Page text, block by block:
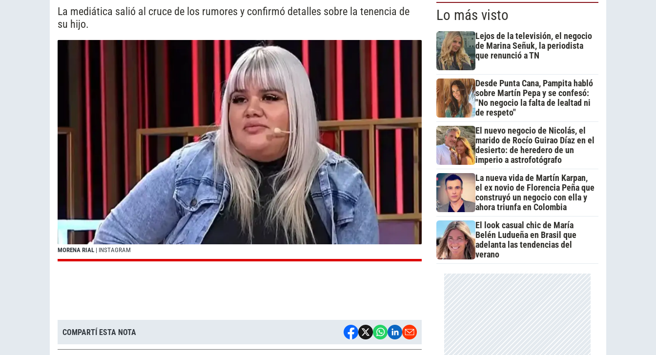
La mediática salió al cruce de los rumores y confirmó detalles sobre la tenencia de
su hijo.
MORENA RIAL | INSTAGRAM
COMPARTÍ ESTA NOTA
Lo más visto
Lejos de la televisión, el negocio
de Marina Señuk, la periodista
que renunció a TN
Desde Punta Cana, Pampita habló
sobre Martín Pepa y se confesó:
"No negocio la falta de lealtad ni
de respeto"
El nuevo negocio de Nicolás, el
marido de Rocío Guirao Díaz en el
desierto: de heredero de un
imperio a astrofotógrafo
La nueva vida de Martín Karpan,
el ex novio de Florencia Peña que
construyó un negocio con ella y
ahora triunfa en Colombia
El look casual chic de María
Belén Ludueña en Brasil que
adelanta las tendencias del
verano